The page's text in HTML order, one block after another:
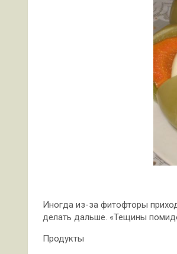
Иногда из-за фитофторы
делать дальше. «Тещины
Продукты